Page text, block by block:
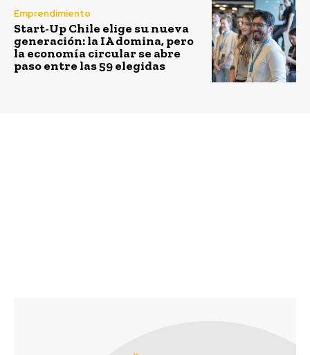
Emprendimiento
Start-Up Chile elige su nueva
generación: la IA domina, pero
la economía circular se abre
paso entre las 59 elegidas